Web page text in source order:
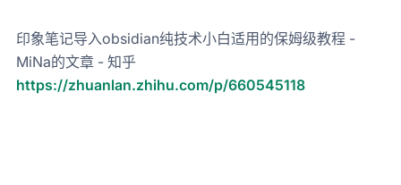
印象笔记导入obsidian纯技术小白适用的保姆级教程 -
MiNa的文章 - 知乎
https://zhuanlan.zhihu.com/p/660545118